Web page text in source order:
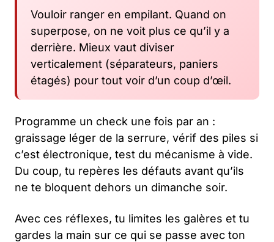
Vouloir ranger en empilant. Quand on
superpose, on ne voit plus ce qu’il y a
derrière. Mieux vaut diviser
verticalement (séparateurs, paniers
étagés) pour tout voir d’un coup d’œil.
Programme un check une fois par an :
graissage léger de la serrure, vérif des piles si
c’est électronique, test du mécanisme à vide.
Du coup, tu repères les défauts avant qu’ils
ne te bloquent dehors un dimanche soir.
Avec ces réflexes, tu limites les galères et tu
gardes la main sur ce qui se passe avec ton